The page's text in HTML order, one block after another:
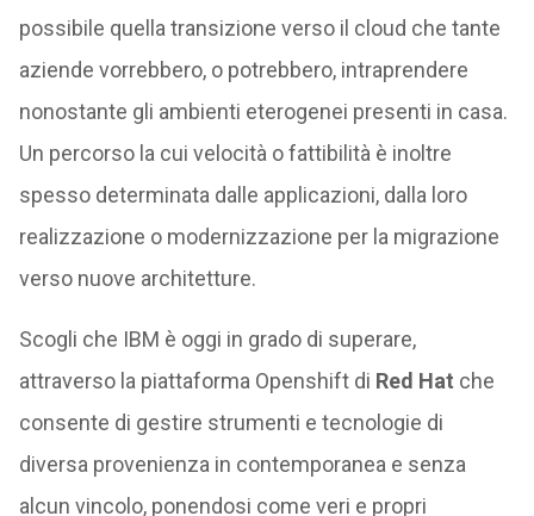
possibile quella transizione verso il cloud che tante
aziende vorrebbero, o potrebbero, intraprendere
nonostante gli ambienti eterogenei presenti in casa.
Un percorso la cui velocità o fattibilità è inoltre
spesso determinata dalle applicazioni, dalla loro
realizzazione o modernizzazione per la migrazione
verso nuove architetture.
Scogli che IBM è oggi in grado di superare,
attraverso la piattaforma Openshift di Red Hat che
consente di gestire strumenti e tecnologie di
diversa provenienza in contemporanea e senza
alcun vincolo, ponendosi come veri e propri